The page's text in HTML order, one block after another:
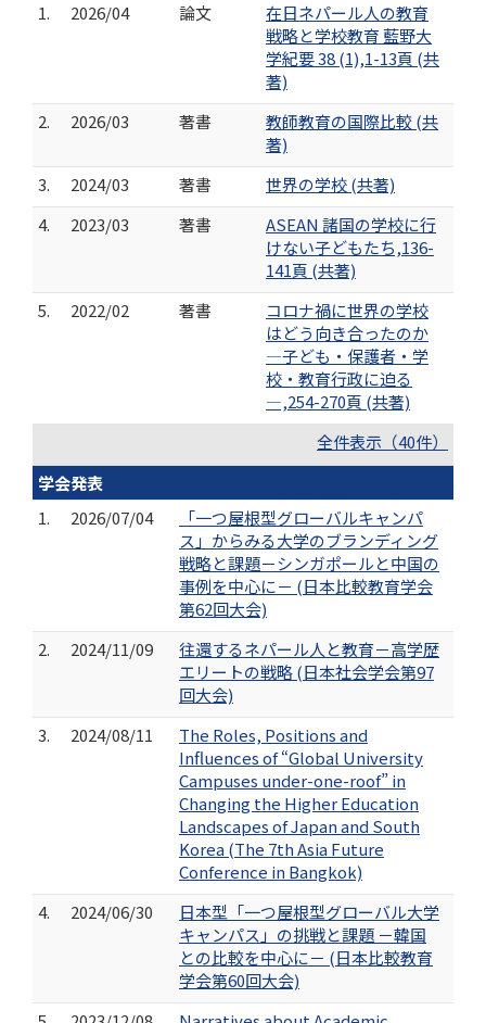
1.
2026/04 論文
在日ネパール人の教育
戦略と学校教育 藍野大
学紀要 38 (1),1-13頁 (共
著)
2.
2026/03 著書
教師教育の国際比較 (共
著)
3.
2024/03 著書
世界の学校 (共著)
4.
2023/03 著書
ASEAN 諸国の学校に行
けない子どもたち,136-
141頁 (共著)
5.
2022/02 著書
コロナ禍に世界の学校
はどう向き合ったのか
―子ども・保護者・学
校・教育行政に迫る
―,254-270頁 (共著)
全件表示（40件）
学会発表
1.
2026/07/04
「一つ屋根型グローバルキャンパ
ス」からみる大学のブランディング
戦略と課題－シンガポールと中国の
事例を中心に－ (日本比較教育学会
第62回大会)
2.
2024/11/09
往還するネパール人と教育－高学歴
エリートの戦略 (日本社会学会第97
回大会)
3.
2024/08/11
The Roles, Positions and
Influences of “Global University
Campuses under-one-roof” in
Changing the Higher Education
Landscapes of Japan and South
Korea (The 7th Asia Future
Conference in Bangkok)
4.
2024/06/30
日本型「一つ屋根型グローバル大学
キャンパス」の挑戦と課題 －韓国
との比較を中心に－ (日本比較教育
学会第60回大会)